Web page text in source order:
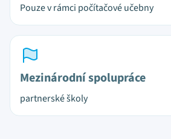
Pouze v rámci počítačové učebny
Mezinárodní spolupráce
partnerské školy